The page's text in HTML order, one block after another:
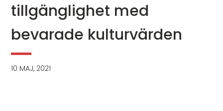
tillgänglighet med
bevarade kulturvärden
10 MAJ, 2021